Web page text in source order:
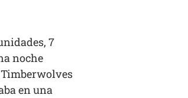
7
noche
Timberwolves
en una